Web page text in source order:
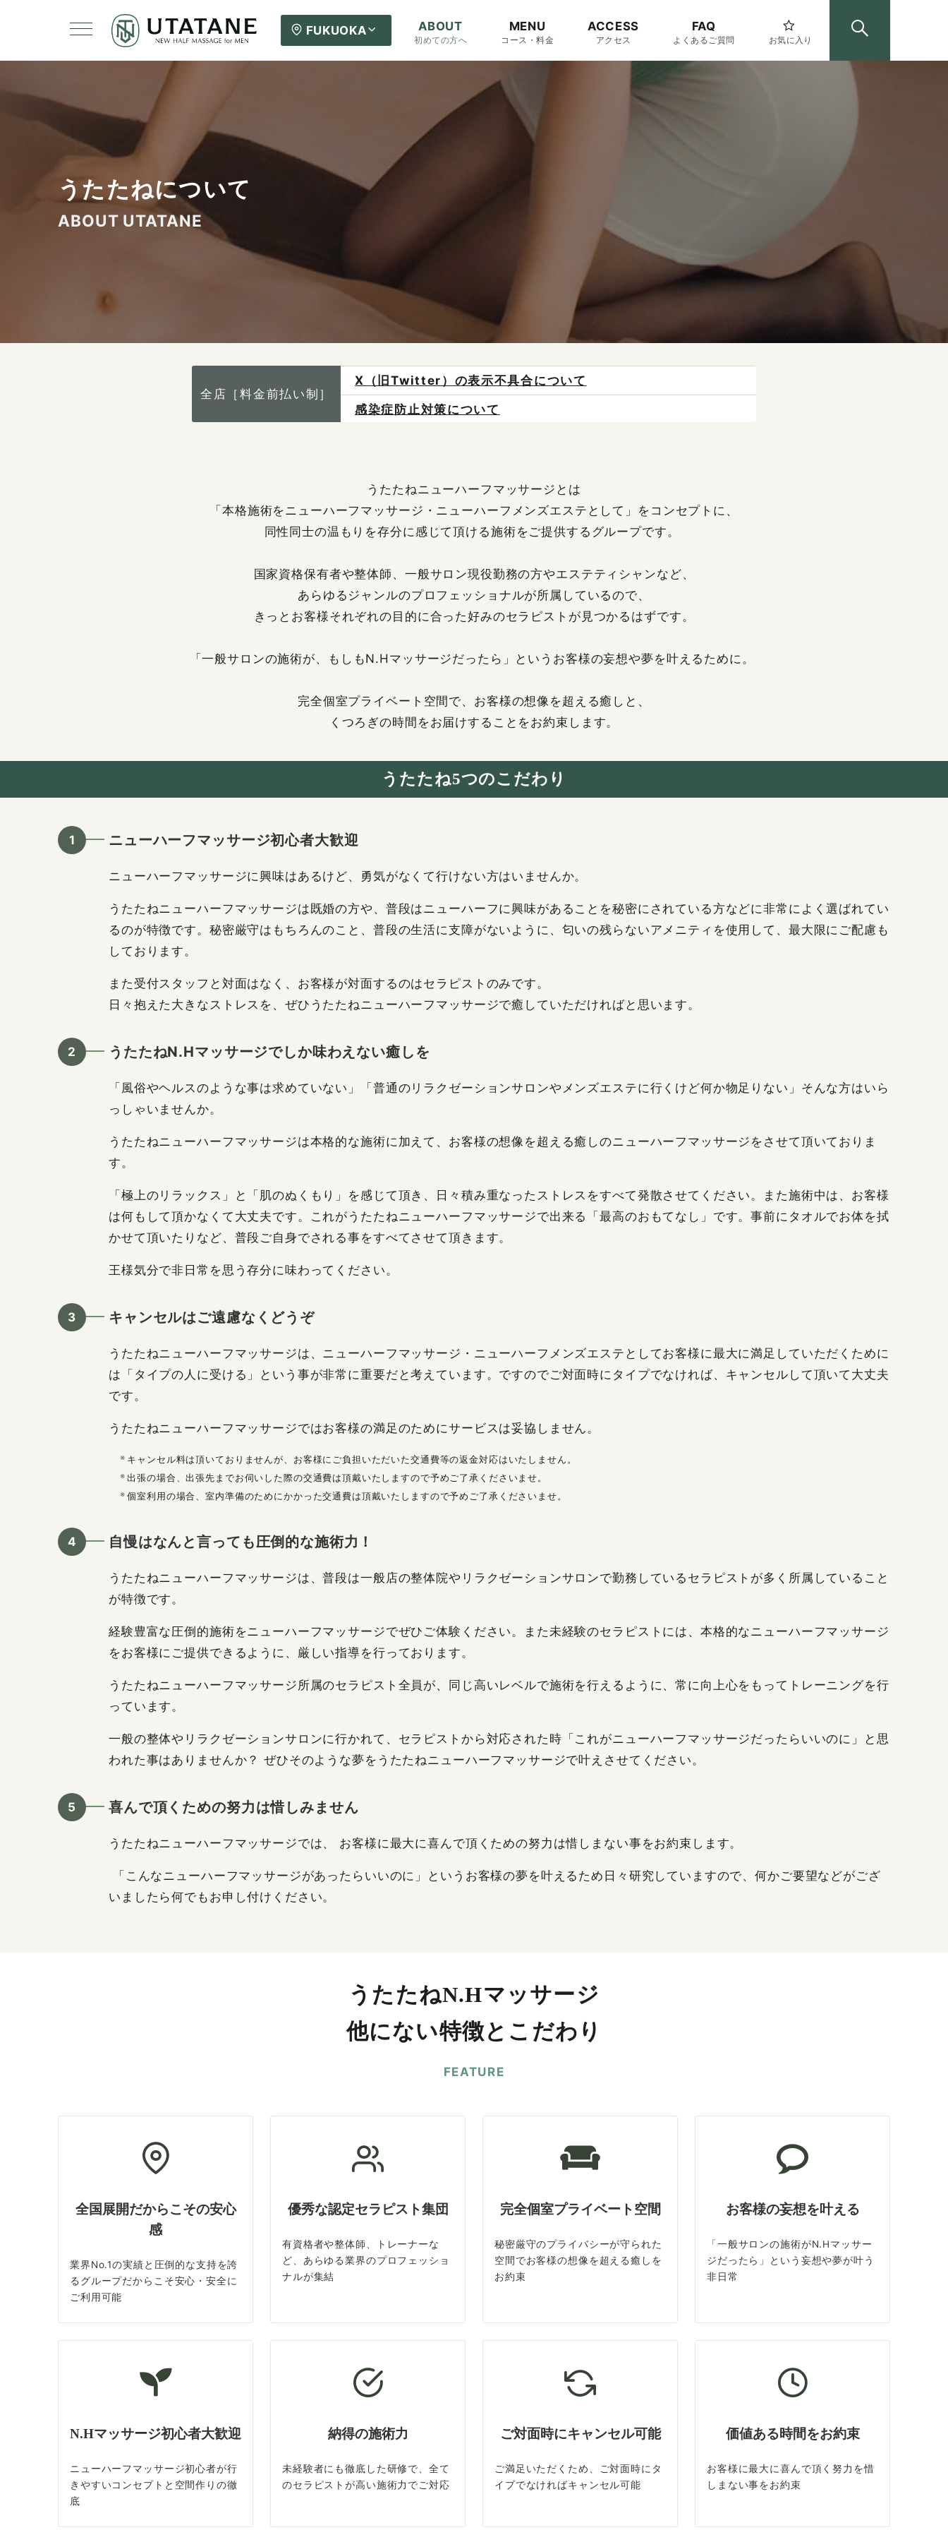
FUKUOKA ABOUT
初めての方へ
MENU
コース・料金
ACCESS
アクセス
FAQ
よくあるご質問 お気に入り
うたたねについて
ABOUT UTATANE
全店［料金前払い制］
X（旧Twitter）の表示不具合について
感染症防止対策について
うたたねニューハーフマッサージとは
「本格施術をニューハーフマッサージ・ニューハーフメンズエステとして」をコンセプトに、
同性同士の温もりを存分に感じて頂ける施術をご提供するグループです。
国家資格保有者や整体師、一般サロン現役勤務の方やエステティシャンなど、
あらゆるジャンルのプロフェッショナルが所属しているので、
きっとお客様それぞれの目的に合った好みのセラピストが見つかるはずです。
「一般サロンの施術が、もしもN.Hマッサージだったら」というお客様の妄想や夢を叶えるために。
完全個室プライベート空間で、お客様の想像を超える癒しと、
くつろぎの時間をお届けすることをお約束します。
うたたね5つのこだわり
ニューハーフマッサージ初心者大歓迎
ニューハーフマッサージに興味はあるけど、勇気がなくて行けない方はいませんか。
うたたねニューハーフマッサージは既婚の方や、普段はニューハーフに興味があることを秘密にされている方などに非常によく選ばれてい
るのが特徴です。秘密厳守はもちろんのこと、普段の生活に支障がないように、匂いの残らないアメニティを使用して、最大限にご配慮も
しております。
また受付スタッフと対面はなく、お客様が対面するのはセラピストのみです。
日々抱えた大きなストレスを、ぜひうたたねニューハーフマッサージで癒していただければと思います。
うたたねN.Hマッサージでしか味わえない癒しを
「風俗やヘルスのような事は求めていない」「普通のリラクゼーションサロンやメンズエステに行くけど何か物足りない」そんな方はいら
っしゃいませんか。
うたたねニューハーフマッサージは本格的な施術に加えて、お客様の想像を超える癒しのニューハーフマッサージをさせて頂いておりま
す。
「極上のリラックス」と「肌のぬくもり」を感じて頂き、日々積み重なったストレスをすべて発散させてください。また施術中は、お客様
は何もして頂かなくて大丈夫です。これがうたたねニューハーフマッサージで出来る「最高のおもてなし」です。事前にタオルでお体を拭
かせて頂いたりなど、普段ご自身でされる事をすべてさせて頂きます。
王様気分で非日常を思う存分に味わってください。
キャンセルはご遠慮なくどうぞ
うたたねニューハーフマッサージは、ニューハーフマッサージ・ニューハーフメンズエステとしてお客様に最大に満足していただくために
は「タイプの人に受ける」という事が非常に重要だと考えています。ですのでご対面時にタイプでなければ、キャンセルして頂いて大丈夫
です。
うたたねニューハーフマッサージではお客様の満足のためにサービスは妥協しません。
キャンセル料は頂いておりませんが、お客様にご負担いただいた交通費等の返金対応はいたしません。
出張の場合、出張先までお伺いした際の交通費は頂戴いたしますので予めご了承くださいませ。
個室利用の場合、室内準備のためにかかった交通費は頂戴いたしますので予めご了承くださいませ。
自慢はなんと言っても圧倒的な施術力！
うたたねニューハーフマッサージは、普段は一般店の整体院やリラクゼーションサロンで勤務しているセラピストが多く所属していること
が特徴です。
経験豊富な圧倒的施術をニューハーフマッサージでぜひご体験ください。また未経験のセラピストには、本格的なニューハーフマッサージ
をお客様にご提供できるように、厳しい指導を行っております。
うたたねニューハーフマッサージ所属のセラピスト全員が、同じ高いレベルで施術を行えるように、常に向上心をもってトレーニングを行
っています。
一般の整体やリラクゼーションサロンに行かれて、セラピストから対応された時「これがニューハーフマッサージだったらいいのに」と思
われた事はありませんか？ ぜひそのような夢をうたたねニューハーフマッサージで叶えさせてください。
喜んで頂くための努力は惜しみません
うたたねニューハーフマッサージでは、 お客様に最大に喜んで頂くための努力は惜しまない事をお約束します。
「こんなニューハーフマッサージがあったらいいのに」というお客様の夢を叶えるため日々研究していますので、何かご要望などがござ
いましたら何でもお申し付けください。
うたたねN.Hマッサージ
他にない特徴とこだわり
FEATURE
全国展開だからこその安心
感
業界No.1の実績と圧倒的な支持を誇
るグループだからこそ安心・安全に
ご利用可能
優秀な認定セラピスト集団
有資格者や整体師、トレーナーな
ど、あらゆる業界のプロフェッショ
ナルが集結
完全個室プライベート空間
秘密厳守のプライバシーが守られた
空間でお客様の想像を超える癒しを
お約束
お客様の妄想を叶える
「一般サロンの施術がN.Hマッサー
ジだったら」という妄想や夢が叶う
非日常
N.Hマッサージ初心者大歓迎
ニューハーフマッサージ初心者が行
きやすいコンセプトと空間作りの徹
底
納得の施術力
未経験者にも徹底した研修で、全て
のセラピストが高い施術力でご対応
ご対面時にキャンセル可能
ご満足いただくため、ご対面時にタ
イプでなければキャンセル可能
価値ある時間をお約束
お客様に最大に喜んで頂く努力を惜
しまない事をお約束